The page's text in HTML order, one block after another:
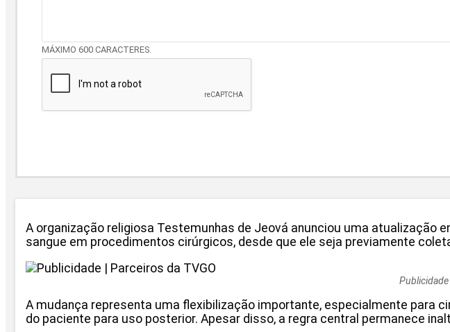
MÁXIMO 600 CARACTERES.
A organização religiosa Testemunhas de Jeová anunciou uma atualização
sangue em procedimentos cirúrgicos, desde que ele seja previamente
Publicidade
A mudança representa uma flexibilização importante, especialmente para
do paciente para uso posterior. Apesar disso, a regra central permanece